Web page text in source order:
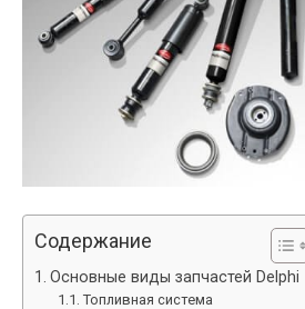
Содержание
Основные виды запчастей Delphi
Топливная система